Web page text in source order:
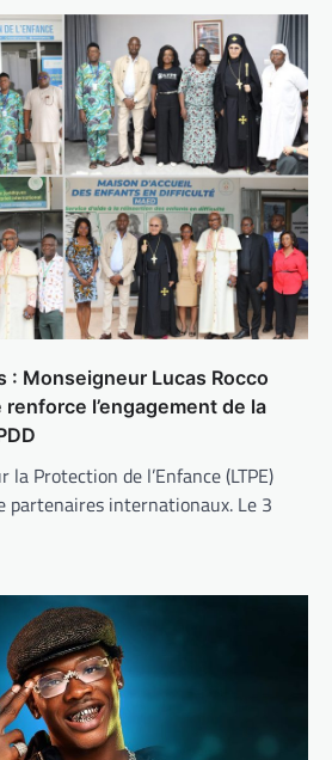
: Monseigneur Lucas Rocco
l’engagement de la
la Protection de l’Enfance (LTPE)
partenaires internationaux. Le 3